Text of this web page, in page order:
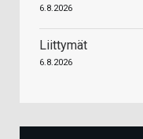
6.8.2026
Liittymät
6.8.2026